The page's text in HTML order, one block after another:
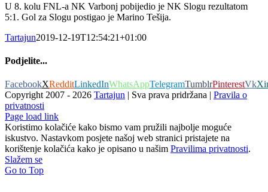
U 8. kolu FNL-a NK Varbonj pobijedio je NK Slogu rezultatom
5:1. Gol za Slogu postigao je Marino Tešija.
Tartajun2019-12-19T12:54:21+01:00
Podjelite...
FacebookXRedditLinkedInWhatsAppTelegramTumblrPinterestVk
Copyright 2007 - 2026 Tartajun | Sva prava pridržana | Pravila o
privatnosti
Page load link
Koristimo kolačiće kako bismo vam pružili najbolje moguće
iskustvo. Nastavkom posjete našoj web stranici pristajete na
korištenje kolačića kako je opisano u našim Pravilima privatnosti.
Slažem se
Go to Top